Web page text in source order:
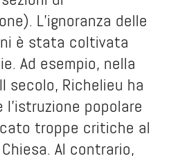
L’ignoranza delle
è stata coltivata
Ad esempio, nella
secolo, Richelieu ha
popolare
troppe critiche al
. Al contrario,